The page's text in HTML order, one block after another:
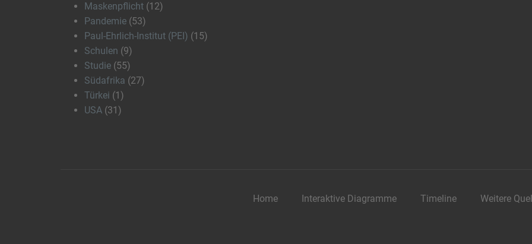
Maskenpflicht (12)
Pandemie (53)
Paul-Ehrlich-Institut (PEI) (15)
Schulen (9)
Studie (55)
Südafrika (27)
Türkei (1)
USA (31)
Home Interaktive Diagramme Timeline Weitere